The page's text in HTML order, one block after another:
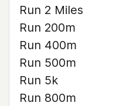
Run 2 Miles
Run 200m
Run 400m
Run 500m
Run 5k
Run 800m